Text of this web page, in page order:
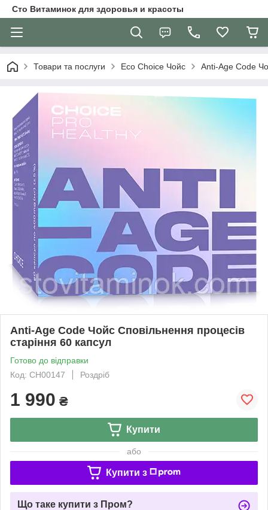
Сто Витаминок для здоровья и красоты
Товари та послуги Eco Choice Чойс Anti-Age Code
Anti-Age Code Чойс Сповільнення процесів
старіння 60 капсул
Готово до відправки
Код: СН00147
Роздріб
1 990 ₴
Купити
або
Купити з
Що таке купити з Пром?